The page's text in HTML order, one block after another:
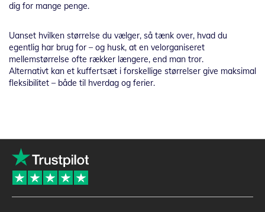
dig for mange penge.
Uanset hvilken størrelse du vælger, så tænk over, hvad du
egentlig har brug for – og husk, at en velorganiseret
mellemstørrelse ofte rækker længere, end man tror.
Alternativt kan et kuffertsæt i forskellige størrelser give maksimal
fleksibilitet – både til hverdag og ferier.